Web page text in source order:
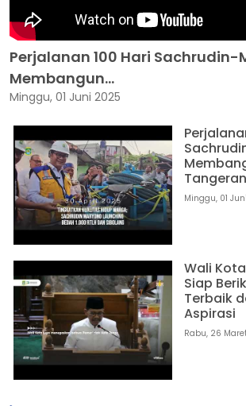
Perjalanan 100 Hari Sachrudin-
Membangun...
Minggu, 01 Juni 2025
Minggu, 01
Wali
Siap
Terbaik
Aspirasi
Rabu, 26